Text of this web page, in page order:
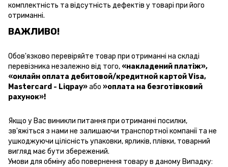
комплектність та відсутність дефектів у товарі при його
отриманні.
ВАЖЛИВО!
Обов'язково перевіряйте товар при отриманні на складі
перевізника незалежно від того, «накладений платіж»,
«онлайн оплата дебитовой/кредитной картой Visa,
Mastercard - Liqpay»або »оплата на безготівковий
рахунок»!
Якщо у Вас виникли питання при отриманні посилки,
зв'яжіться з нами не залишаючи транспортної компанії та не
ушкоджуючи цілісність упаковки, ярликів, плівки, товарний
вигляд має бути збережений.
Умови для обміну або повернення товару в даному Випадку: